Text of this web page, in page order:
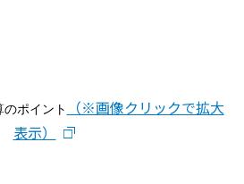
ポイント
（※画像クリックで拡大
表示）